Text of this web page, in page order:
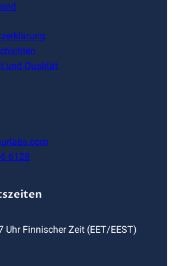
und Qualität
6128
Uhr Finnischer Zeit (EET/EEST)